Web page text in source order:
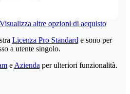
altre opzioni di acquisto
Licenza Pro Standard e sono per
a utente singolo.
e Azienda per ulteriori funzionalità.